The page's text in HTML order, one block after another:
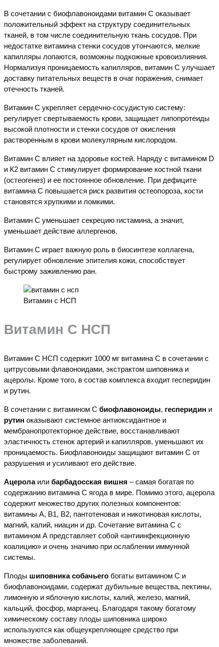
В сочетании с биофлавоноидами витамин С оказывает
положительный эффект на структуру соединительных
тканей, в том числе соединительную ткань сосудов. При
недостатке витамина стенки сосудов утончаются, мелкие
капилляры лопаются, возможны подкожные кровоизлияния.
Нормализуя проницаемость капилляров, витамин С улучшает
доставку питательных веществ в очаг поражения, снимает
отечность тканей.
Витамин С укрепляет сердечно-сосудистую систему:
регулирует свертываемость крови, защищает липопротеиды
высокой плотности и стенки сосудов от окисления
растворенным в крови молекулярным кислородом.
Витамин С влияет на здоровье костей. Наряду с витамином D
и К2 витамин С стимулирует формирование костной ткани
(остеогенез) и ее постоянное обновление. При дефиците
витамина С повышается риск развития остеопороза, кости
становятся хрупкими и ломкими.
Витамин С уменьшает секрецию гистамина, а значит,
уменьшает действие аллергенов.
Витамин С играет важную роль в биосинтезе коллагена,
регулирует обновление эпителия кожи, способствует
быстрому заживлению ран.
Витамин с НСП
Витамин С НСП
Витамин С НСП содержит 1000 мг витамина С в сочетании с
цитрусовыми флавоноидами, экстрактом шиповника и
ацеролы. Кроме того, в состав комплекса входит гесперидин
и рутин.
В сочетании с витамином С биофлавоноиды, гесперидин и
рутин оказывают системное антиоксидантное и
мембранопротекторное действие, восстанавливают
эластичность стенок артерий и капилляров, уменьшают их
проницаемость. Биофлавоноиды защищают витамин С от
разрушения и усиливают его действие.
Ацерола или барбадосская вишня – самая богатая по
содержанию витамина С ягода в мире. Помимо этого, ацерола
содержит множество других полезных компонентов:
витамины А, В1, В2, пантотеновая и никотиновая кислоты,
магний, калий, ниацин и др. Сочетание витамина С с
витамином А представляет собой «антиинфекционную
коалицию» и очень значимо при ослаблении иммунной
системы.
Плоды шиповника собачьего богаты витамином С и
биофлавоноидами, содержат дубильные вещества, пектины,
лимонную и яблочную кислоты, калий, железо, магний,
кальций, фосфор, марганец. Благодаря такому богатому
химическому составу плоды шиповника широко
используются как общеукрепляющее средство при
множестве заболеваний.